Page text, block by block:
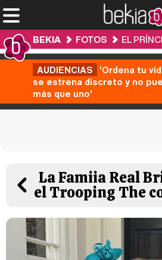
BEKIA FOTOS EL
AUDIENCIAS 'Ordena tu
se estrena discreto y no
más que uno'
La Famiia Real
el Trooping The